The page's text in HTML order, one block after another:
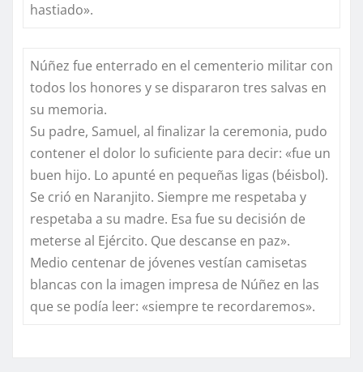
hastiado».
Núñez fue enterrado en el cementerio militar con
todos los honores y se dispararon tres salvas en
su memoria.
Su padre, Samuel, al finalizar la ceremonia, pudo
contener el dolor lo suficiente para decir: «fue un
buen hijo. Lo apunté en pequeñas ligas (béisbol).
Se crió en Naranjito. Siempre me respetaba y
respetaba a su madre. Esa fue su decisión de
meterse al Ejército. Que descanse en paz».
Medio centenar de jóvenes vestían camisetas
blancas con la imagen impresa de Núñez en las
que se podía leer: «siempre te recordaremos».